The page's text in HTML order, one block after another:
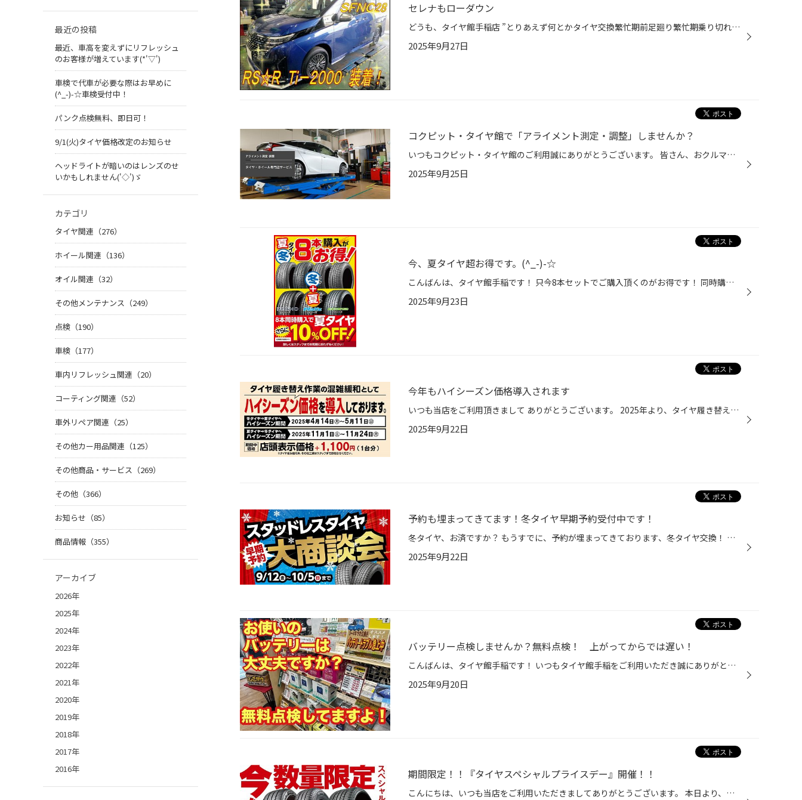
セレナもローダウン
どうも、タイヤ館手稲店 ”とりあえず何とかタイヤ交換繁忙期前足廻り繁忙期乗り切れました(;^ω^)” 育児実行委員長？かけるです。 表題の件、ノア・ヴォクシーの対抗馬として人気の・・・ "ニッサン セレナ” ‶ＳＦＮＣ28” "ＲＳ☆Ｒ Ｔｉ-２０００装着” セレナさんです。 あの丸っこい初代から、気づ...
2025年9月27日
コクピット・タイヤ館で「アライメント測定・調整」しませんか？
いつもコクピット・タイヤ館のご利用誠にありがとうございます。 皆さん、おクルマを運転していて、フラフラしてまっすぐ走らない、ハンドルがぶれる、 まっすぐ走っている時でもハンドルが左右どちらかに傾いている、 カーブで曲がりにくいなどの ご経験はございませんか？ その症状、おクルマの「...
2025年9月25日
今、夏タイヤ超お得です。(^_-)-☆
こんばんは、タイヤ館手稲です！ 只今8本セットでご購入頂くのがお得です！ 同時購入で、夏タイヤの店頭価格から１０％OFFのキャンペーン開催中です。 冬タイヤ購入ご検討されてる方で夏タイヤもそろそろな方 この機会に一緒に夏タイヤもご購入ご検討してみてはいかがでしょうか？ よろしくお願いし...
2025年9月23日
今年もハイシーズン価格導入されます
いつも当店をご利用頂きまして ありがとうございます。 2025年より、タイヤ履き替え作業の混雑緩和として 「ハイシーズン価格」を導入させて頂きます。 【春のハイシーズン期間】 ■2025年4月14日（月）～2025年5月11日（日）まで 【冬のハイシーズン期間】 ■2025年11月1日（土）～2025年11月24日（...
2025年9月22日
予約も埋まってきてます！冬タイヤ早期予約受付中です！
冬タイヤ、お済ですか？ もうすでに、予約が埋まってきております、冬タイヤ交換！ 当店では、新品交換含め、タイヤ交換のご予約も受け付けております(*'▽') 連日申し上げていますが、慣らし走行は1000ｋｍ必要です！！ 新品タイヤをお考えの方で、あまり乗られない方はもう履き替えた方がいいかも...
2025年9月22日
バッテリー点検しませんか？無料点検！ 上がってからでは遅い！
こんばんは、タイヤ館手稲です！ いつもタイヤ館手稲をご利用いただき誠にありがとうございます！ 皆様、バッテリーは大丈夫でしょうか？ ここ数日で気温が冷え込み、バッテリートラブルが多いです 何度も呼びかけてはいますが、バッテリーの問い合わせが多くお出かけ前にトラブルが起きないよう、...
2025年9月20日
期間限定！！『タイヤスペシャルプライスデー』開催！！
こんにちは、いつも当店をご利用いただきましてありがとうございます。 本日より、コクピット・タイヤ館におきまして、 期間限定！ サイズ限定！！ 数量限定！！！ お得にお買い求めいただける、「タイヤスペシャルプライスデー」がスタートします！ お得なタイヤのご紹介！！ ワゴンR、N-BOX、タン...
最近の投稿
最近、車高を変えずにリフレッシュ
のお客様が増えています(*'▽')
車検で代車が必要な際はお早めに
(^_-)-☆車検受付中！
パンク点検無料、即日可！
9/1(火)タイヤ価格改定のお知らせ
ヘッドライトが暗いのはレンズのせ
いかもしれません('◇')ゞ
カテゴリ
タイヤ関連（276）
ホイール関連（136）
オイル関連（32）
その他メンテナンス（249）
点検（190）
車検（177）
車内リフレッシュ関連（20）
コーティング関連（52）
車外リペア関連（25）
その他カー用品関連（125）
その他商品・サービス（269）
その他（366）
お知らせ（85）
商品情報（355）
アーカイブ
2026年
2025年
2024年
2023年
2022年
2021年
2020年
2019年
2018年
2017年
2016年